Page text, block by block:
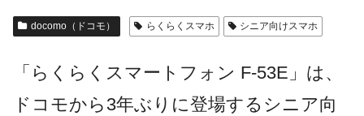
docomo（ドコモ） らくらくスマホ シニア向けスマホ
「らくらくスマートフォン F-53E」は、
ドコモから3年ぶりに登場するシニア向